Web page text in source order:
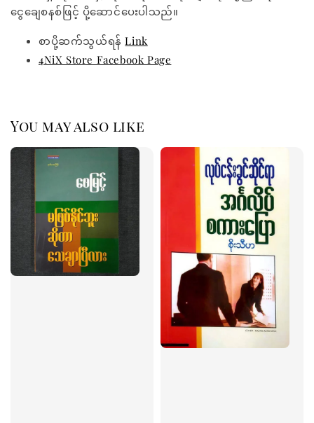
ငွေချေစနစ်ဖြင့် ပို့ဆောင်ပေးပါသည်။
စာပို့ဆက်သွယ်ရန်Link
4NiX Store Facebook Page
You may also like